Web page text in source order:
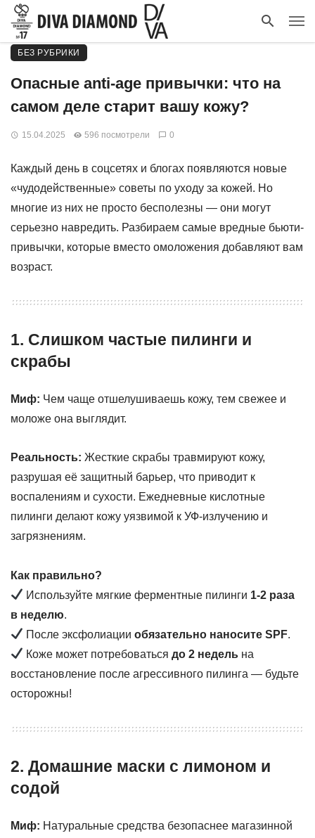
БЕЗ РУБРИКИ
Опасные anti-age привычки: что на
самом деле старит вашу кожу?
15.04.2025 596 посмотрели 0
Каждый день в соцсетях и блогах появляются новые
«чудодейственные» советы по уходу за кожей. Но
многие из них не просто бесполезны — они могут
серьезно навредить. Разбираем самые вредные бьюти-
привычки, которые вместо омоложения добавляют вам
возраст.
1. Слишком частые пилинги и
скрабы
Миф: Чем чаще отшелушиваешь кожу, тем свежее и
моложе она выглядит.
Реальность: Жесткие скрабы травмируют кожу,
разрушая её защитный барьер, что приводит к
воспалениям и сухости. Ежедневные кислотные
пилинги делают кожу уязвимой к УФ-излучению и
загрязнениям.
Как правильно?
Используйте мягкие ферментные пилинги 1-2 раза
в неделю.
После эксфолиацииобязательно наносите SPF.
Коже может потребоватьсядо 2 недель на
восстановление после агрессивного пилинга — будьте
осторожны!
2. Домашние маски с лимоном и
содой
Миф: Натуральные средства безопаснее магазинной